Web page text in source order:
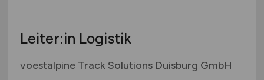
Leiter:in Logistik
voestalpine Track Solutions Duisburg GmbH